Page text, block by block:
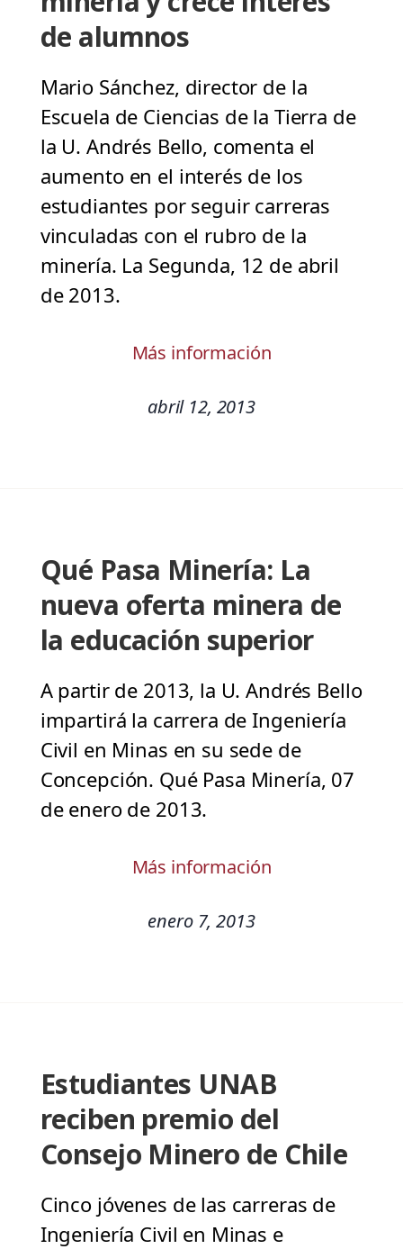
de alumnos
Mario Sánchez, director de la
Escuela de Ciencias de la Tierra de
la U. Andrés Bello, comenta el
aumento en el interés de los
estudiantes por seguir carreras
vinculadas con el rubro de la
minería. La Segunda, 12 de abril
de 2013.
Más información
abril 12, 2013
Qué Pasa Minería: La
nueva oferta minera de
la educación superior
A partir de 2013, la U. Andrés Bello
impartirá la carrera de Ingeniería
Civil en Minas en su sede de
Concepción. Qué Pasa Minería, 07
de enero de 2013.
Más información
enero 7, 2013
Estudiantes UNAB
reciben premio del
Consejo Minero de Chile
Cinco jóvenes de las carreras de
Ingeniería Civil en Minas e